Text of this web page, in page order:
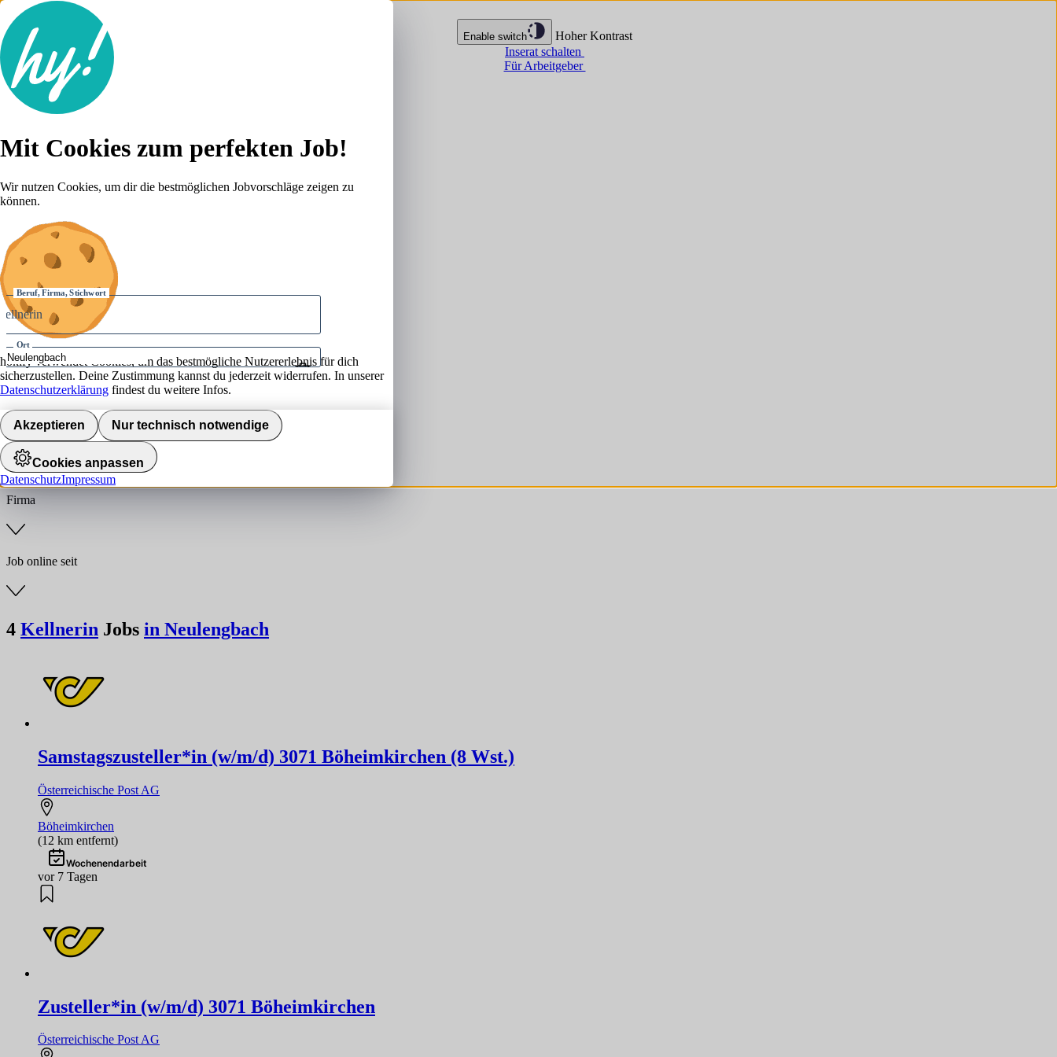
Enable switch
Hoher Kontrast
Inserat schalten
Für Arbeitgeber
Lebenslauf
Karriere-Tipps
Anmelden
Beruf, Firma, Stichwort
Ort
Umkreis
Jobs finden
Branche
Firma
Job online seit
4 Kellnerin Jobs in Neulengbach
Samstagszusteller*in (w/m/d) 3071 Böheimkirchen (8 Wst.)
Österreichische Post AG
Böheimkirchen
(12 km entfernt)
Wochenendarbeit
vor 7 Tagen
Zusteller*in (w/m/d) 3071 Böheimkirchen
Österreichische Post AG
Mit Cookies zum perfekten Job!
Wir nutzen Cookies, um dir die bestmöglichen Jobvorschläge zeigen zu
können.
hokify verwendet Cookies, um das bestmögliche Nutzererlebnis für dich
sicherzustellen. Deine Zustimmung kannst du jederzeit widerrufen. In unserer
Datenschutzerklärung findest du weitere Infos.
Akzeptieren Nur technisch notwendige
Cookies anpassen
DatenschutzImpressum